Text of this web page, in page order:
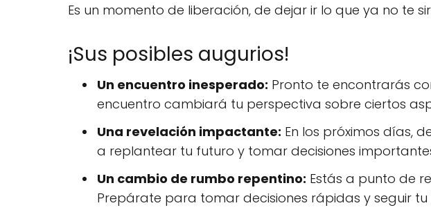
Es un momento de liberación, de dejar ir lo que ya no te
¡Sus posibles augurios!
Un encuentro inesperado: Pronto te encontrarás
encuentro cambiará tu perspectiva sobre ciertos
Una revelación impactante: En los próximos días,
a replantear tu futuro y tomar decisiones
Un cambio de rumbo repentino: Estás a punto de
Prepárate para tomar decisiones rápidas y seguir tu